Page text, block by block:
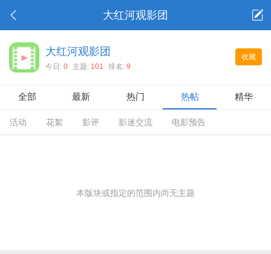
大红河观影团
收藏
大红河观影团
今日: 0 主题: 101 排名: 9
全部 最新 热门 热帖 精华
活动 花絮 影评 影迷交流 电影预告
本版块或指定的范围内尚无主题